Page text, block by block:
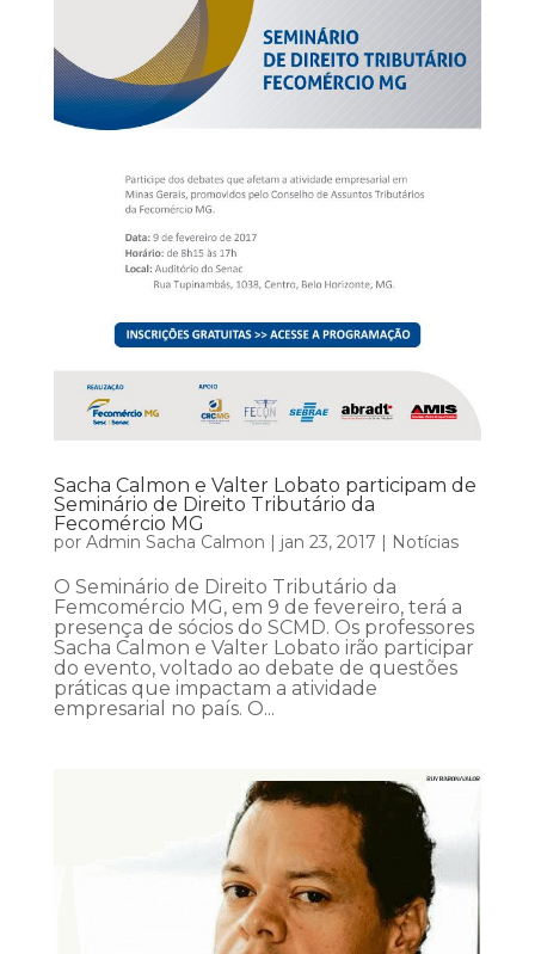
Sacha Calmon e Valter Lobato participam de
Seminário de Direito Tributário da
Fecomércio MG
por Admin Sacha Calmon | jan 23, 2017 | Notícias
O Seminário de Direito Tributário da
Femcomércio MG, em 9 de fevereiro, terá a
presença de sócios do SCMD. Os professores
Sacha Calmon e Valter Lobato irão participar
do evento, voltado ao debate de questões
práticas que impactam a atividade
empresarial no país. O...